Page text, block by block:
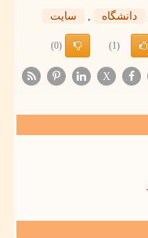
دانشگاه , سایت
(1)
(0)
X